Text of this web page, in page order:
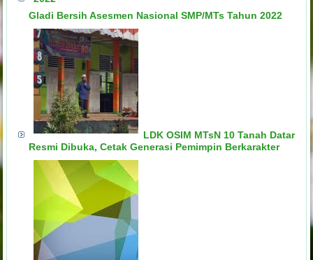
Gladi Bersih Asesmen Nasional SMP/MTs Tahun 2022
LDK OSIM MTsN 10 Tanah Datar
Resmi Dibuka, Cetak Generasi Pemimpin Berkarakter